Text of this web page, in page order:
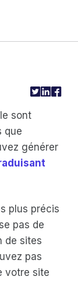
sont
que
générer
plus précis
pas de
de sites
pas
votre site